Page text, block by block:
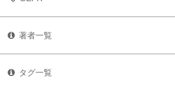
著者一覧
タグ一覧